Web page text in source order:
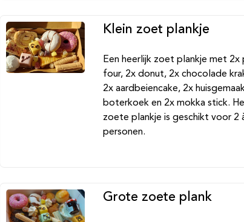
Klein zoet plankje
Een heerlijk zoet plankje met
four, 2x donut, 2x chocolade
2x aardbeiencake, 2x
boterkoek en 2x mokka stick.
zoete plankje is geschikt voor 2
personen.
Grote zoete plank